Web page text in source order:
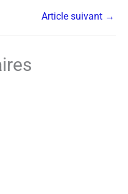
Article suivant →